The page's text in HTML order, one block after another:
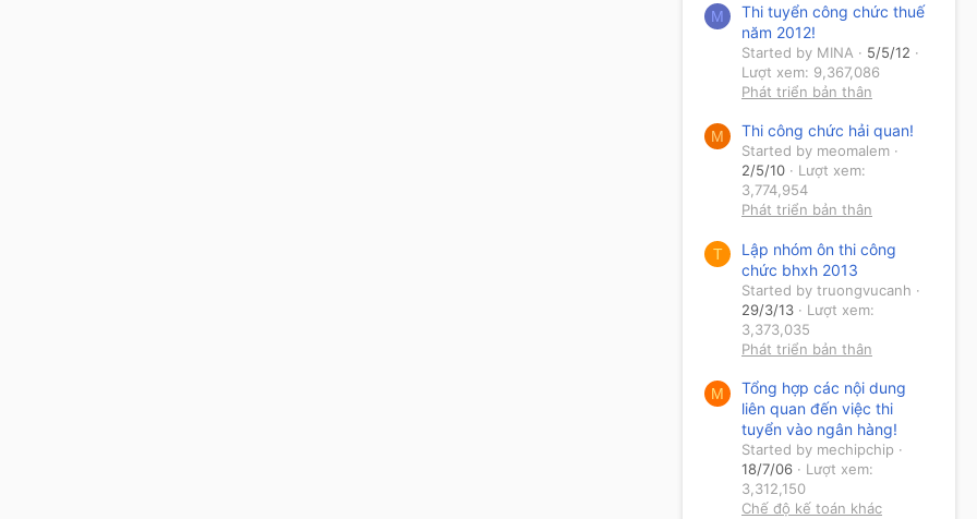
M
Thi tuyển công chức thuế
năm 2012!
Started by MINA
5/5/12
Lượt xem: 9,367,086
Phát triển bản thân
M Thi công chức hải quan!
Started by meomalem
2/5/10
Lượt xem:
3,774,954
Phát triển bản thân
T
Lập nhóm ôn thi công
chức bhxh 2013
Started by truongvucanh
29/3/13
Lượt xem:
3,373,035
Phát triển bản thân
M
Tổng hợp các nội dung
liên quan đến việc thi
tuyển vào ngân hàng!
Started by mechipchip
18/7/06
Lượt xem:
3,312,150
Chế độ kế toán khác